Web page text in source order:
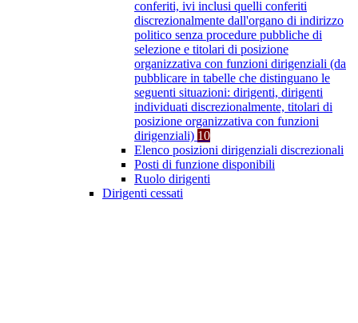
conferiti, ivi inclusi quelli conferiti
discrezionalmente dall'organo di indirizzo
politico senza procedure pubbliche di
selezione e titolari di posizione
organizzativa con funzioni dirigenziali (da
pubblicare in tabelle che distinguano le
seguenti situazioni: dirigenti, dirigenti
individuati discrezionalmente, titolari di
posizione organizzativa con funzioni
dirigenziali) 10
Elenco posizioni dirigenziali discrezionali
Posti di funzione disponibili
Ruolo dirigenti
Dirigenti cessati